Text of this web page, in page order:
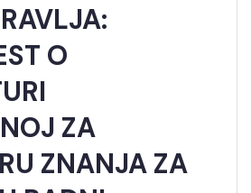
O
ZA
ZNANJA ZA